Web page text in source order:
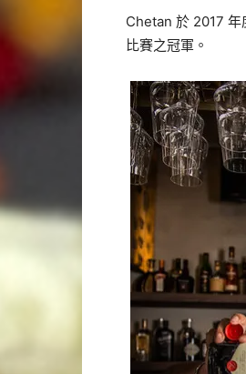
Chetan 於 2017
比賽之冠軍。